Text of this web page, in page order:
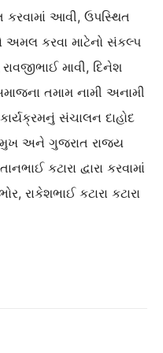
કરવામાં આવી, ઉપસ્થિત
અમલ કરવા માટેનો સંકલ્પ
માવી, દિનેશ
તમામ નામી અનામી
સંચાલન દાહોદ
અને ગુજરાત રાજ્ય
કટારા દ્વારા કરવામાં
રાકેશભાઈ કટારા કટારા